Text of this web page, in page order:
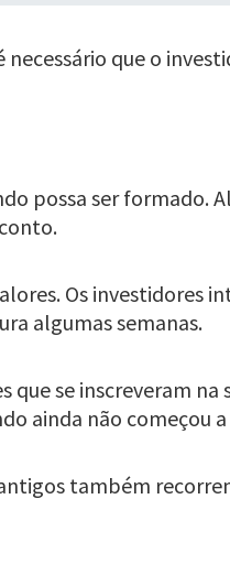
que o
possa ser formado.
Os investidores
algumas semanas.
se inscreveram na
ainda não começou
também